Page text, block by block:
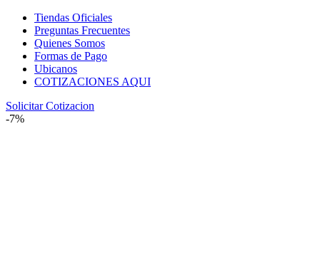
Tiendas Oficiales
Preguntas Frecuentes
Quienes Somos
Formas de Pago
Ubicanos
COTIZACIONES AQUI
Solicitar Cotizacion
-7%